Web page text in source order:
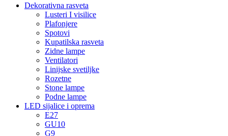
Dekorativna rasveta
Lusteri I visilice
Plafonjere
Spotovi
Kupatilska rasveta
Zidne lampe
Ventilatori
Linijske svetiljke
Rozetne
Stone lampe
Podne lampe
LED sijalice i oprema
E27
GU10
G9